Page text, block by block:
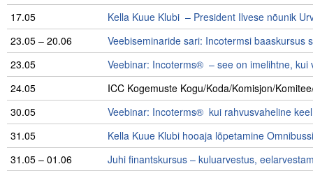
Incoterms® 2020
Abimaterjalid
Projektid
17.05
Kella Kuue Klubi – President Ilvese nõunik
23.05 – 20.06
Veebiseminaride sari: Incotermsi baaskursus
23.05
Veebinar: Incoterms® – see on imelihtne,
24.05
ICC Kogemuste Kogu/Koda/Komisjon/
30.05
Veebinar: Incoterms® kui rahvusvaheline
31.05
Kella Kuue Klubi hooaja lõpetamine
31.05 – 01.06
Juhi finantskursus – kuluarvestus,